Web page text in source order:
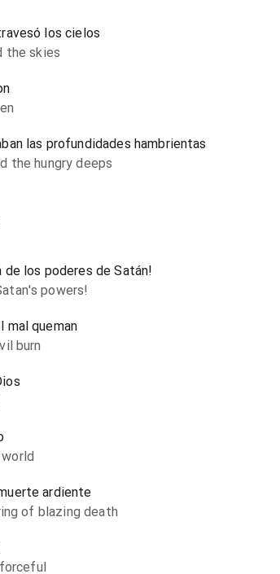
los cielos
the skies
las profundidades hambrientas
the hungry deeps
de los poderes de Satán!
powers!
mal queman
burn
ardiente
of blazing death